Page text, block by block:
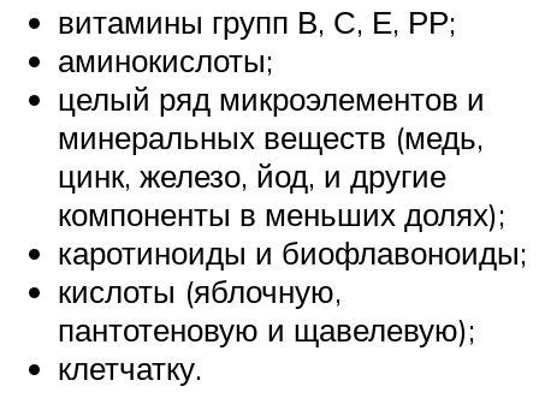
витамины групп В, С, Е, РР;
аминокислоты;
целый ряд микроэлементов и
минеральных веществ (медь,
цинк, железо, йод, и другие
компоненты в меньших долях);
каротиноиды и биофлавоноиды;
кислоты (яблочную,
пантотеновую и щавелевую);
клетчатку.